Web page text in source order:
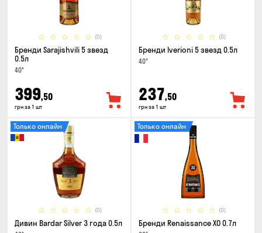
(0)
Бренди Sarajishvili 5 звезд
0.5л
40°
399,50
грн за 1 шт
(0)
Бренди Iverioni 5 звезд 0.5л
40°
237,50
грн за 1 шт
(0)
Только онлайн
Дивин Bardar Silver 3 года 0.5л
(0)
Только онлайн
Бренди Renaissance XO 0.7л